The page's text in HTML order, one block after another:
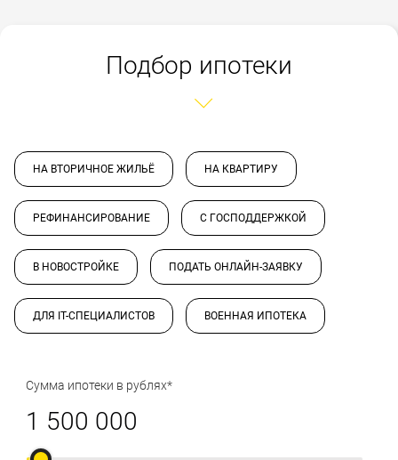
Подбор ипотеки
НА ВТОРИЧНОЕ ЖИЛЬЁ НА КВАРТИРУ
РЕФИНАНСИРОВАНИЕ С ГОСПОДДЕРЖКОЙ
В НОВОСТРОЙКЕ ПОДАТЬ ОНЛАЙН-ЗАЯВКУ
ДЛЯ IT-СПЕЦИАЛИСТОВ ВОЕННАЯ ИПОТЕКА
Сумма ипотеки в рублях*